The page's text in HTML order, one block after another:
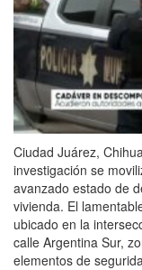
Ciudad Juárez,
investigación se
avanzado estado de
vivienda. El
ubicado en la
calle Argentina Sur,
elementos de